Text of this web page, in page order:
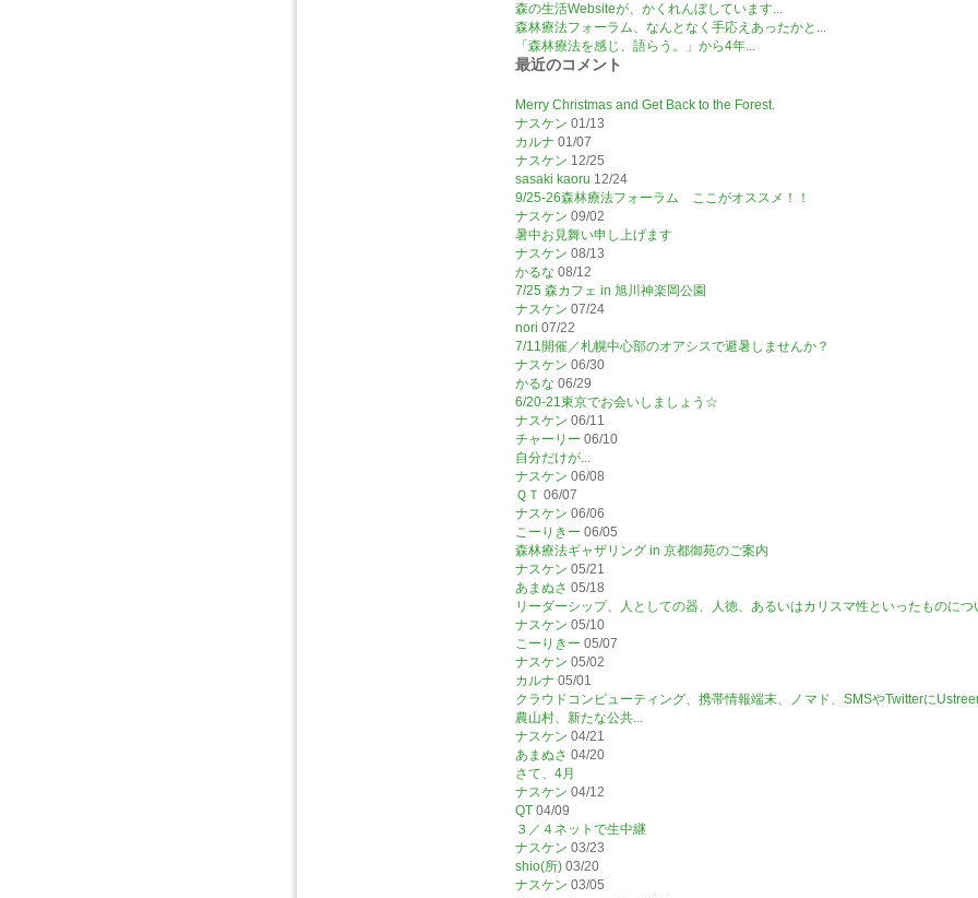
森の生活Websiteが、かくれんぼしています...
森林療法フォーラム、なんとなく手応えあったかと...
「森林療法を感じ、語らう。」から4年...
最近のコメント
Merry Christmas and Get Back to the Forest.
ナスケン 01/13
カルナ 01/07
ナスケン 12/25
sasaki kaoru 12/24
9/25-26森林療法フォーラム ここがオススメ！！
ナスケン 09/02
暑中お見舞い申し上げます
ナスケン 08/13
かるな 08/12
7/25 森カフェ in 旭川神楽岡公園
ナスケン 07/24
nori 07/22
7/11開催／札幌中心部のオアシスで避暑しませんか？
ナスケン 06/30
かるな 06/29
6/20-21東京でお会いしましょう☆
ナスケン 06/11
チャーリー 06/10
自分だけが...
ナスケン 06/08
ＱＴ 06/07
ナスケン 06/06
こーりきー 06/05
森林療法ギャザリング in 京都御苑のご案内
ナスケン 05/21
あまぬさ 05/18
リーダーシップ、人としての器、人徳、あるいはカリスマ性といったものにつ
ナスケン 05/10
こーりきー 05/07
ナスケン 05/02
カルナ 05/01
クラウドコンピューティング、携帯情報端末、ノマド、SMSやTwitterに
農山村、新たな公共...
ナスケン 04/21
あまぬさ 04/20
さて、4月
ナスケン 04/12
QT 04/09
３／４ネットで生中継
ナスケン 03/23
shio(所) 03/20
ナスケン 03/05